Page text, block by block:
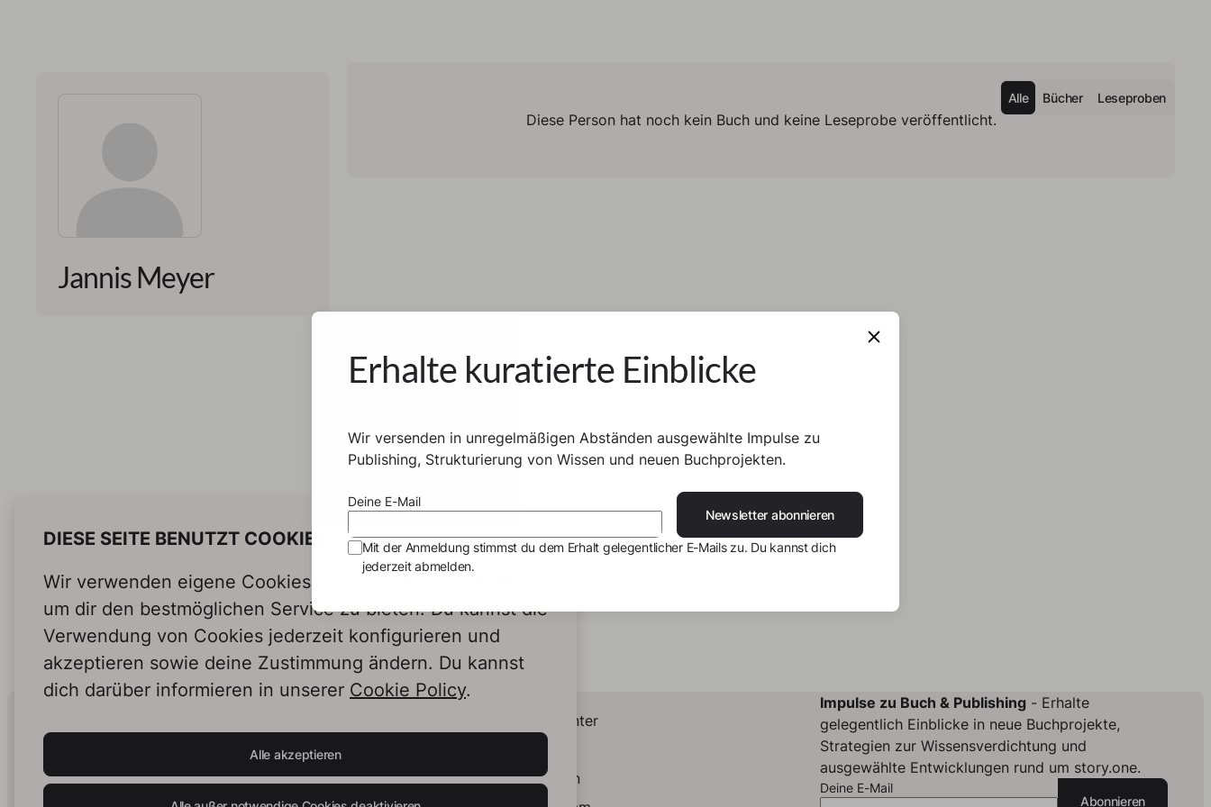
Jannis Meyer
Alle Bücher Leseproben
Diese Person hat noch kein Buch und keine Leseprobe veröffentlicht.
DIESE SEITE BENUTZT COOKIES
Wir verwenden eigene Cookies und Cookies von Dritten,
um dir den bestmöglichen Service zu bieten. Du kannst die
Verwendung von Cookies jederzeit konfigurieren und
akzeptieren sowie deine Zustimmung ändern. Du kannst
dich darüber informieren in unserer Cookie Policy.
Alle akzeptieren
Human Intelligence.
In Print.
Impulse zu Buch & Publishing- Erhalte
gelegentlich Einblicke in neue Buchprojekte,
Strategien zur Wissensverdichtung und
ausgewählte Entwicklungen rund um story.one.
Deine E-Mail
Abonnieren
Helpcenter
LinkedIn
Erhalte kuratierte Einblicke
Wir versenden in unregelmäßigen Abständen ausgewählte Impulse zu
Publishing, Strukturierung von Wissen und neuen Buchprojekten.
Deine E-Mail
Newsletter abonnieren
Mit der Anmeldung stimmst du dem Erhalt gelegentlicher E-Mails zu. Du kannst dich
jederzeit abmelden.